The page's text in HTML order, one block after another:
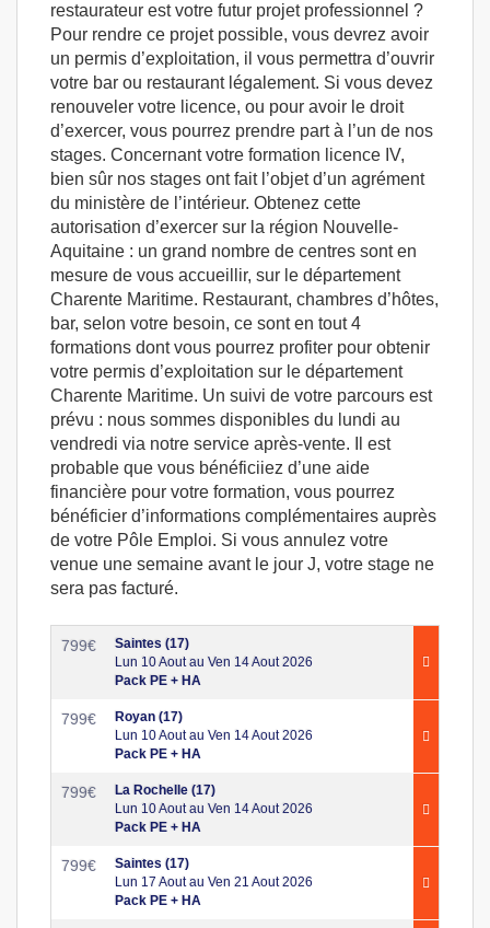
restaurateur est votre futur projet professionnel ?
Pour rendre ce projet possible, vous devrez avoir
un permis d’exploitation, il vous permettra d’ouvrir
votre bar ou restaurant légalement. Si vous devez
renouveler votre licence, ou pour avoir le droit
d’exercer, vous pourrez prendre part à l’un de nos
stages. Concernant votre formation licence IV,
bien sûr nos stages ont fait l’objet d’un agrément
du ministère de l’intérieur. Obtenez cette
autorisation d’exercer sur la région Nouvelle-
Aquitaine : un grand nombre de centres sont en
mesure de vous accueillir, sur le département
Charente Maritime. Restaurant, chambres d’hôtes,
bar, selon votre besoin, ce sont en tout 4
formations dont vous pourrez profiter pour obtenir
votre permis d’exploitation sur le département
Charente Maritime. Un suivi de votre parcours est
prévu : nous sommes disponibles du lundi au
vendredi via notre service après-vente. Il est
probable que vous bénéficiiez d’une aide
financière pour votre formation, vous pourrez
bénéficier d’informations complémentaires auprès
de votre Pôle Emploi. Si vous annulez votre
venue une semaine avant le jour J, votre stage ne
sera pas facturé.
799€
Saintes (17)
Lun 10 Aout au Ven 14 Aout 2026
Pack PE + HA
799€
Royan (17)
Lun 10 Aout au Ven 14 Aout 2026
Pack PE + HA
799€
La Rochelle (17)
Lun 10 Aout au Ven 14 Aout 2026
Pack PE + HA
799€
Saintes (17)
Lun 17 Aout au Ven 21 Aout 2026
Pack PE + HA